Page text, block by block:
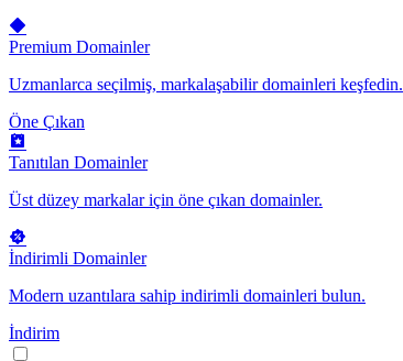
Premium Domainler
Uzmanlarca seçilmiş, markalaşabilir domainleri keşfedin.
Öne Çıkan
Tanıtılan Domainler
Üst düzey markalar için öne çıkan domainler.
İndirimli Domainler
Modern uzantılara sahip indirimli domainleri bulun.
İndirim